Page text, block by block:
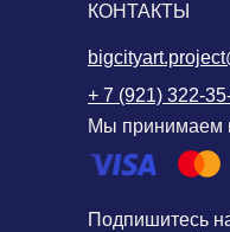
КОНТАКТЫ
+ 7 (921) 322-
Мы принимаем
Подпишитесь